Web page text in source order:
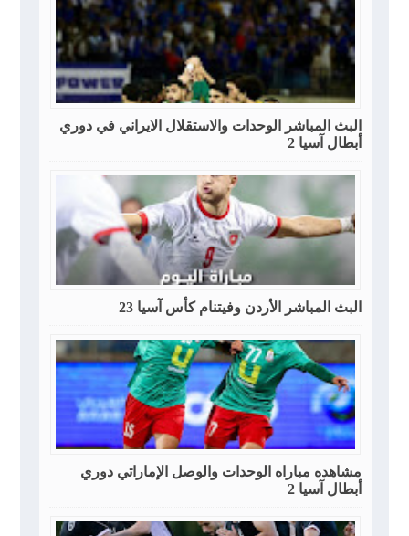
البث المباشر الوحدات والاستقلال الايراني في دوري
أبطال آسيا 2
البث المباشر الأردن وفيتنام كأس آسيا 23
مشاهده مباراه الوحدات والوصل الإماراتي دوري
أبطال آسيا 2